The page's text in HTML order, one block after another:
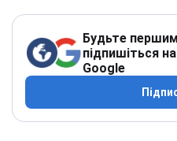
Будьте
підпишіться
Google